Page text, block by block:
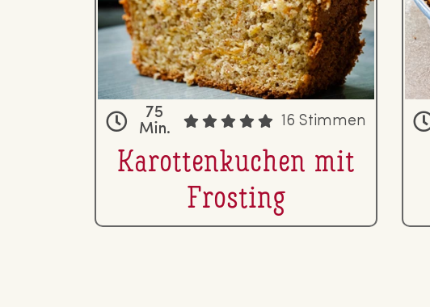
75
Min.
16 Stimmen
Ka­rot­ten­ku­chen mit
Frosting